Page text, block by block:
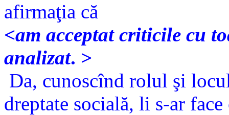
afirmaţia că
<am acceptat criticile cu
analizat. >
Da, cunoscînd rolul şi
dreptate socială, li s-ar